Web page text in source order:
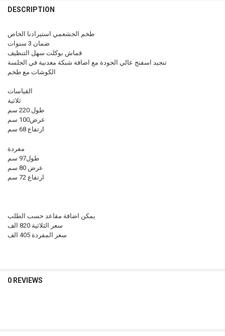
DESCRIPTION
طخم الجشعمي استيرادنا الخاص
ضمان 3 سنوات
قماش بوكلت سهل التنظيف
تنجيد اسفنج عالي الجودة مع اضافة شبكة معدنية في الجلسة
الكوشات مع طخم
القياسات
ثلاثية
طول 220 سم
عرض100 سم
ارتفاع 68 سم
مفردة
طول97 سم
عرض 80 سم
ارتفاع 72 سم
يمكن اضافة مقاعد حسب الطلب
سعر الثلاثية 820 الف
سعر المفردة 405 الف
0 REVIEWS